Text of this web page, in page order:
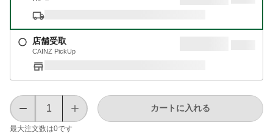
店舗受取
CAINZ PickUp
最大注文数は0です
カートに入れる